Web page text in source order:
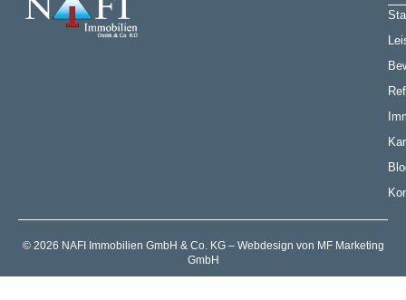
© 2026 NAFI Immobilien GmbH & Co. KG – Webdesign von MF Marketing
GmbH